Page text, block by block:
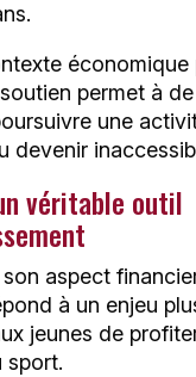
économique
permet à
une
devenir
véritable outil
aspect
à un enjeu
jeunes de
sport.